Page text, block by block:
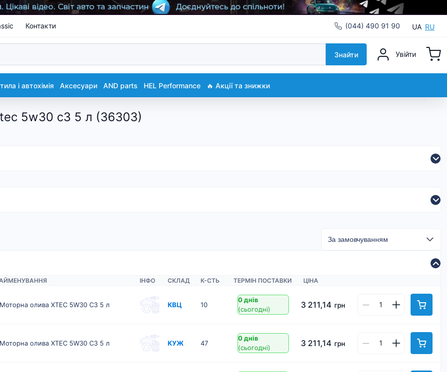
Контакти (044) 490 91 90 UA RU
Знайти Увійти
і автохімія Аксесуари AND parts HEL Performance 🔥 Акції та знижки
5w30 c3 5 л (36303)
ІНФО СКЛАД К-CТЬ ТЕРМІН ПОСТАВКИ ЦІНА
Моторна олива XTEC 5W30 C3 5 л КВЦ 10
0 днів
(сьогодні)
3 211,14 грн
Моторна олива XTEC 5W30 C3 5 л КУЖ 47
0 днів
(сьогодні)
3 211,14 грн